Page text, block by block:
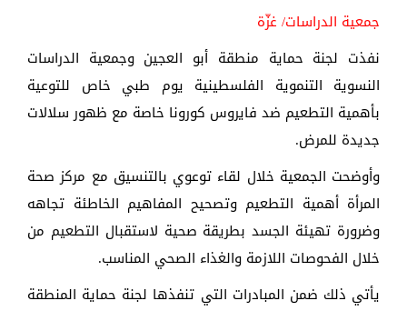
جمعية الدراسات/ غزّة
نفذت لجنة حماية منطقة أبو العجين وجمعية الدراسات
النسوية التنموية الفلسطينية يوم طبي خاص للتوعية
بأهمية التطعيم ضد فايروس كورونا خاصة مع ظهور سلالات
جديدة للمرض.
وأوضحت الجمعية خلال لقاء توعوي بالتنسيق مع مركز صحة
المرأة أهمية التطعيم وتصحيح المفاهيم الخاطئة تجاهه
وضرورة تهيئة الجسد بطريقة صحية لاستقبال التطعيم من
خلال الفحوصات اللازمة والغذاء الصحي المناسب.
يأتي ذلك ضمن المبادرات التي تنفذها لجنة حماية المنطقة